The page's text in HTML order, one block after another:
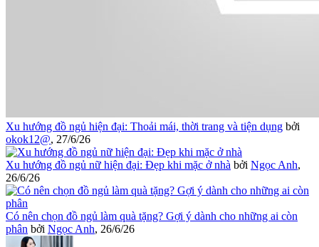
Xu hướng đồ ngủ hiện đại: Thoải mái, thời trang và tiện dụng bởi
okok12@, 27/6/26
Xu hướng đồ ngủ nữ hiện đại: Đẹp khi mặc ở nhà bởi Ngọc Anh,
26/6/26
Có nên chọn đồ ngủ làm quà tặng? Gợi ý dành cho những ai còn
phân bởi Ngọc Anh, 26/6/26